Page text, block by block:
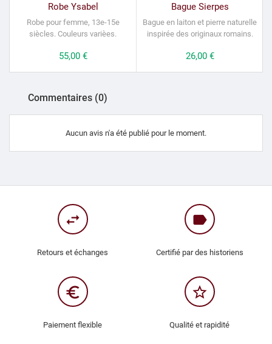
Robe Ysabel
Robe pour femme, 13e-15e
siècles. Couleurs varièes.
Prix
55,00 €
Bague Sierpes
Bague en laiton et pierre naturelle
inspirée des originaux romains.
Prix
26,00 €
Commentaires (0)
Aucun avis n'a été publié pour le moment.
swap_horiz
Retours et échanges
label
Certifié par des historiens
euro_symbol
Paiement flexible
star_border
Qualité et rapidité